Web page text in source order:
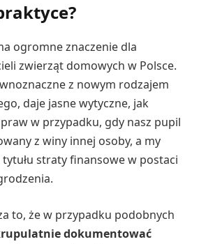
ogromne znaczenie dla
zwierząt domowych w Polsce.
z nowym rodzajem
daje jasne wytyczne, jak
w przypadku, gdy nasz pupil
z winy innej osoby, a my
straty finansowe w postaci
to, że w przypadku podobnych
dokumentować